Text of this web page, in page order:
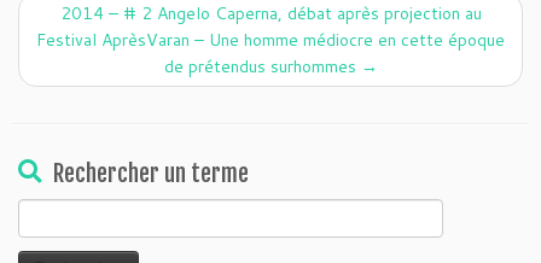
2014 – # 2 Angelo Caperna, débat après projection au
Festival AprèsVaran – Une homme médiocre en cette époque
de prétendus surhommes →
Rechercher un terme